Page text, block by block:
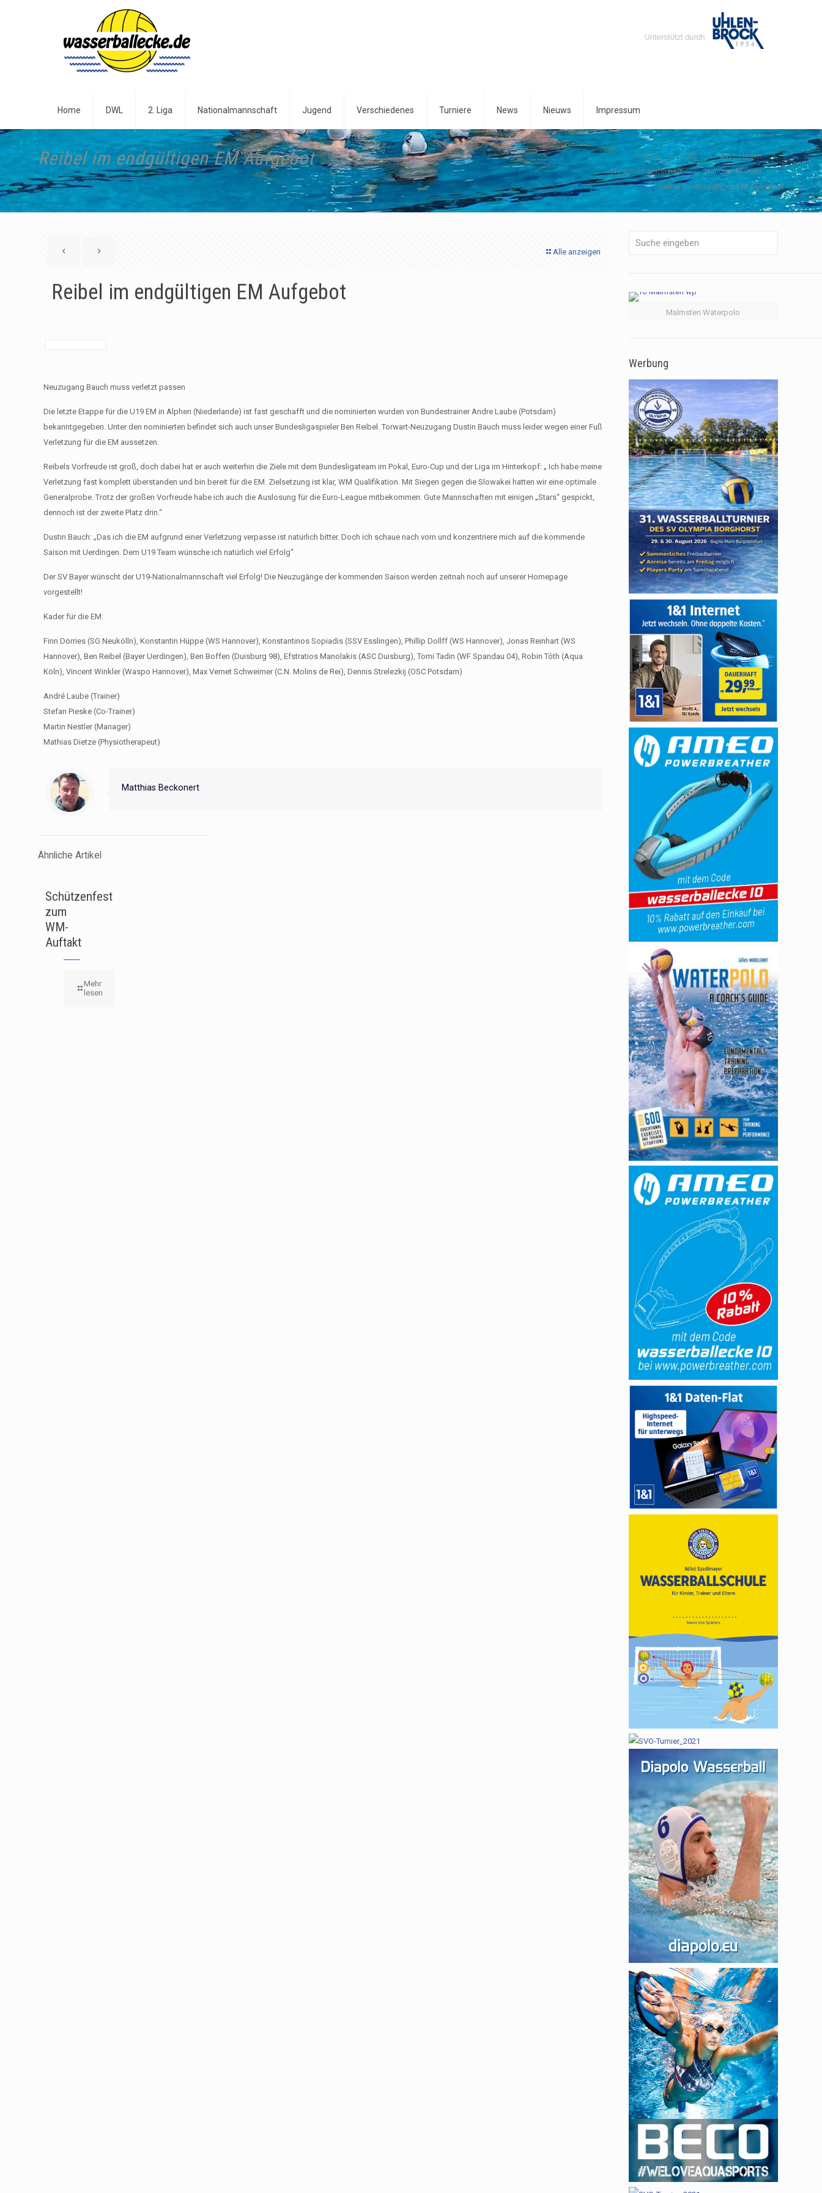
Home DWL 2. Liga Nationalmannschaft Jugend Verschiedenes Turniere News Nieuws Impressum
Reibel im endgültigen EM Aufgebot Home DWL
DWL Herren
Nationalmannschaft
National Männer
Reibel im endgültigen EM Aufgebot
Alle anzeigen
Reibel im endgültigen EM Aufgebot
Neuzugang Bauch muss verletzt passen
Die letzte Etappe für die U19 EM in Alphen (Niederlande) ist fast geschafft und die nominierten wurden von Bundestrainer Andre Laube (Potsdam)
bekanntgegeben. Unter den nominierten befindet sich auch unser Bundesligaspieler Ben Reibel. Torwart-Neuzugang Dustin Bauch muss leider wegen einer Fuß
Verletzung für die EM aussetzen.
Reibels Vorfreude ist groß, doch dabei hat er auch weiterhin die Ziele mit dem Bundesligateam im Pokal, Euro-Cup und der Liga im Hinterkopf: „ Ich habe meine
Verletzung fast komplett überstanden und bin bereit für die EM. Zielsetzung ist klar, WM Qualifikation. Mit Siegen gegen die Slowakei hatten wir eine optimale
Generalprobe. Trotz der großen Vorfreude habe ich auch die Auslosung für die Euro-League mitbekommen. Gute Mannschaften mit einigen „Stars“ gespickt,
dennoch ist der zweite Platz drin.“
Dustin Bauch: „Das ich die EM aufgrund einer Verletzung verpasse ist natürlich bitter. Doch ich schaue nach vorn und konzentriere mich auf die kommende
Saison mit Uerdingen. Dem U19 Team wünsche ich natürlich viel Erfolg“
Der SV Bayer wünscht der U19-Nationalmannschaft viel Erfolg! Die Neuzugänge der kommenden Saison werden zeitnah noch auf unserer Homepage
vorgestellt!
Kader für die EM:
Finn Dörries (SG Neukölln), Konstantin Hüppe (WS Hannover), Konstantinos Sopiadis (SSV Esslingen), Phillip Dollff (WS Hannover), Jonas Reinhart (WS
Hannover), Ben Reibel (Bayer Uerdingen), Ben Boffen (Duisburg 98), Efstratios Manolakis (ASC Duisburg), Tomi Tadin (WF Spandau 04), Robin Tóth (Aqua
Köln), Vincent Winkler (Waspo Hannover), Max Vernet Schweimer (C.N. Molins de Rei), Dennis Strelezkij (OSC Potsdam)
André Laube (Trainer)
Stefan Pieske (Co-Trainer)
Martin Nestler (Manager)
Mathias Dietze (Physiotherapeut)
Matthias Beckonert
Ähnliche Artikel
Schützenfest
zum
WM-
Auftakt
Mehr
lesen
Malmsten Waterpolo
Werbung